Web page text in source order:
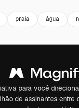
praia água
para você
de assinantes entre